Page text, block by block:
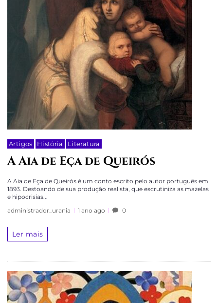
Artigos História Literatura
A Aia de Eça de Queirós
A Aia de Eça de Queirós é um conto escrito pelo autor português em
1893. Destoando de sua produção realista, que escrutiniza as mazelas
e hipocrisias...
administrador_urania
1 ano ago 0
Ler mais